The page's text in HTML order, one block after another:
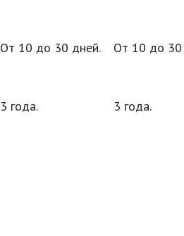
От 10 до 30 дней.
От 10 до 30
3 года.
3 года.